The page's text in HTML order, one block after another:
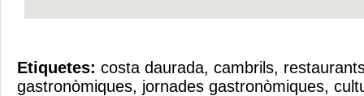
Etiquetes: costa daurada, cambrils,
gastronòmiques, jornades gastronòmiques,